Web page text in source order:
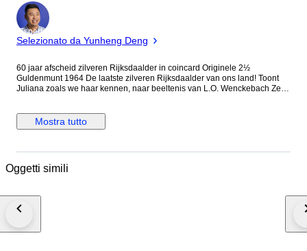
Esperto
Selezionato da Yunheng Deng
60 jaar afscheid zilveren Rijksdaalder in coincard Originele 2½
Guldenmunt 1964 De laatste zilveren Rijksdaalder van ons land! Toont
Juliana zoals we haar kennen, naar beeltenis van L.O. Wenckebach Zeer
jaartallen die zijn verpakt in de streng gelimiteerde coincard zijn niet
bijgehouden, naar alle waarschijnlijk betreft het, met het oog op de
Let op: de munten zijn ruim 60 jaar oud en hebben deelgenomen aan het
verkleuringen hebben. Dit is het duurste jaar Foto is een voorbeeld. U
Mostra tutto
Oggetti simili